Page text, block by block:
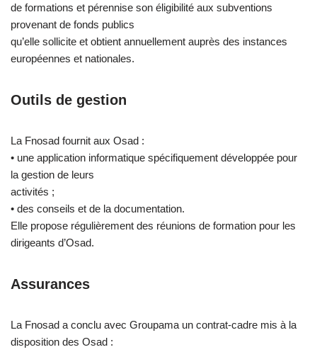
de formations et pérennise son éligibilité aux subventions
provenant de fonds publics
qu’elle sollicite et obtient annuellement auprès des instances
européennes et nationales.
Outils de gestion
La Fnosad fournit aux Osad :
• une application informatique spécifiquement développée pour
la gestion de leurs
activités ;
• des conseils et de la documentation.
Elle propose régulièrement des réunions de formation pour les
dirigeants d’Osad.
Assurances
La Fnosad a conclu avec Groupama un contrat-cadre mis à la
disposition des Osad :